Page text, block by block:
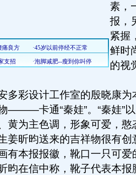
素，
报，
紧握
鲜时
的视
彩设计工作室的殷晓康为
———卡通“秦娃”。“秦娃”
黄为主色调，形象可爱，憨
姜昕昀送来的吉祥物很有创
有本报报徽，靴口一只可爱
昀在信中称，靴子代表本报